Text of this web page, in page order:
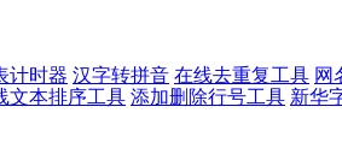
计时器 汉字转拼音 在线去重复工具 网
文本排序工具 添加删除行号工具 新华